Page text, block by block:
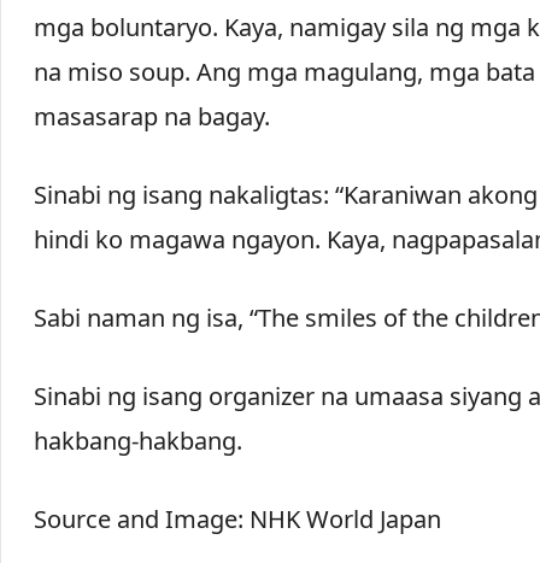
mga boluntaryo. Kaya, namigay sila ng
na miso soup. Ang mga magulang, mga
masasarap na bagay.
Sinabi ng isang nakaligtas: “Karaniwan
hindi ko magawa ngayon. Kaya,
Sabi naman ng isa, “The smiles of the
Sinabi ng isang organizer na umaasa
hakbang-hakbang.
Source and Image: NHK World Japan